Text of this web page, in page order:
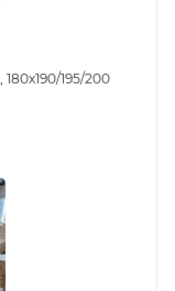
195/200